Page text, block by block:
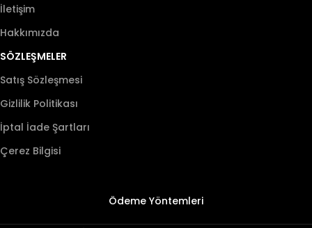
İletişim
Hakkımızda
SÖZLEŞMELER
Satış Sözleşmesi
Gizlilik Politikası
İptal İade Şartları
Çerez Bilgisi
Ödeme Yöntemleri